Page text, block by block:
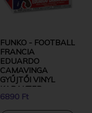
FUNKO - FOOTBALL
FRANCIA
EDUARDO
CAMAVINGA
GYŰJTŐI VINYL
KARAKTER
6890 Ft